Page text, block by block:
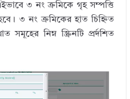
৩ নং ক্রমিকে গৃহ সম্পত্তি
৩ নং ক্রমিকের হাত চিহ্নিত
নিম্ন স্ক্রিনটি প্রর্দশিত